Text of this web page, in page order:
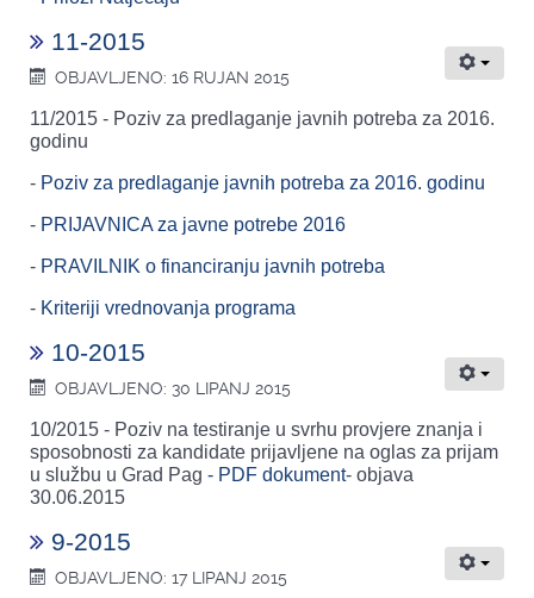
11-2015
OBJAVLJENO: 16 RUJAN 2015
11/2015 - Poziv za predlaganje javnih potreba za 2016.
godinu
- Poziv za predlaganje javnih potreba za 2016. godinu
- PRIJAVNICA za javne potrebe 2016
- PRAVILNIK o financiranju javnih potreba
- Kriteriji vrednovanja programa
10-2015
OBJAVLJENO: 30 LIPANJ 2015
10/2015 - Poziv na testiranje u svrhu provjere znanja i
sposobnosti za kandidate prijavljene na oglas za prijam
u službu u Grad Pag - PDF dokument- objava
30.06.2015
9-2015
OBJAVLJENO: 17 LIPANJ 2015